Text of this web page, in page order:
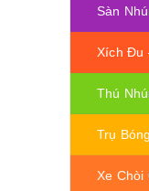
Sàn
Xích Đu
Thú
Trụ
Xe Chòi